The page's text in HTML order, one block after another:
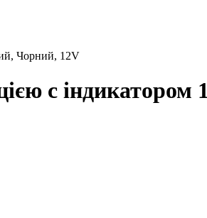
Чорний, 12V
c індикатором